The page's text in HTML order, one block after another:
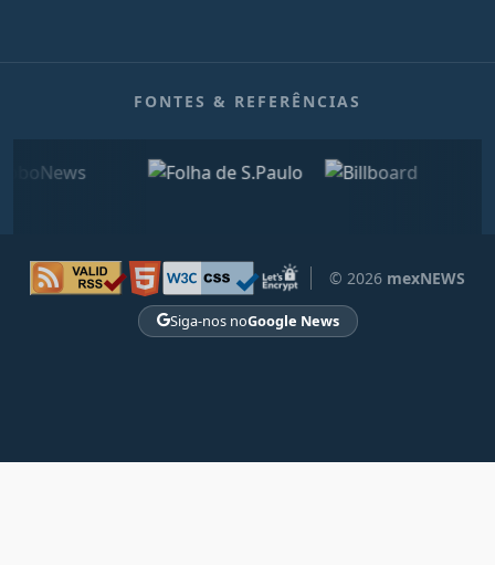
FONTES & REFERÊNCIAS
© 2026 mexNEWS
Siga-nos noGoogle News